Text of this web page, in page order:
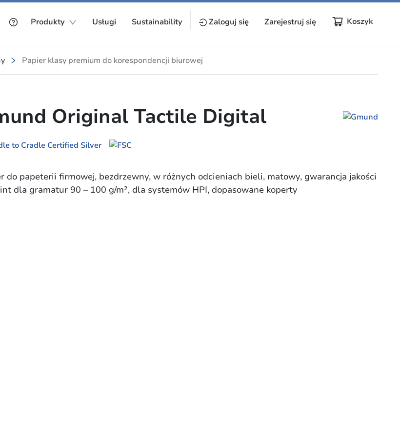
Produkty Usługi Sustainability Zaloguj się Zarejestruj się Koszyk
Papier klasy premium do korespondencji biurowej
Original Tactile Digital
do papeterii firmowej, bezdrzewny, w różnych odcieniach bieli, matowy, gwarancja jakości
dla gramatur 90 – 100 g/m², dla systemów HPI, dopasowane koperty